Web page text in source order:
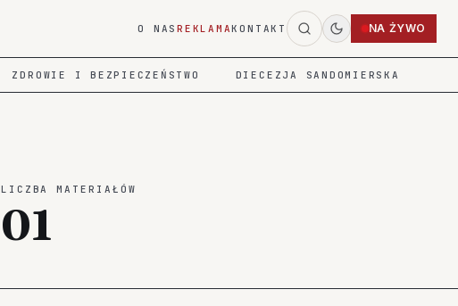
O NASREKLAMAKONTAKT NA ŻYWO
ZDROWIE I BEZPIECZEŃSTWO DIECEZJA SANDOMIERSKA
LICZBA MATERIAŁÓW
01